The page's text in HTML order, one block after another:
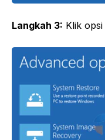
Langkah 3: Klik opsi